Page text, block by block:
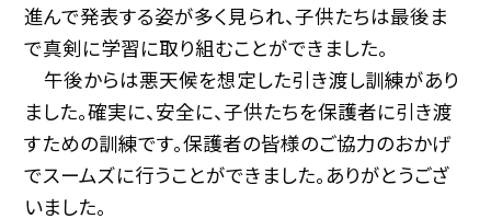
進んで発表する姿が多く見られ、子供たちは最後ま
で真剣に学習に取り組むことができました。
午後からは悪天候を想定した引き渡し訓練があり
ました。確実に、安全に、子供たちを保護者に引き渡
すための訓練です。保護者の皆様のご協力のおかげ
でスームズに行うことができました。ありがとうござ
いました。